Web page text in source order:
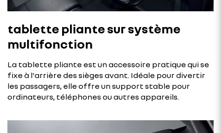
tablette pliante sur système
multifonction
La tablette pliante est un accessoire pratique qui se
fixe à l'arrière des sièges avant. Idéale pour divertir
les passagers, elle offre un support stable pour
ordinateurs, téléphones ou autres appareils.